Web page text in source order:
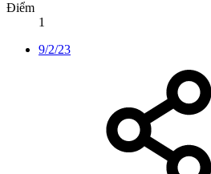
Điểm
1
9/2/23